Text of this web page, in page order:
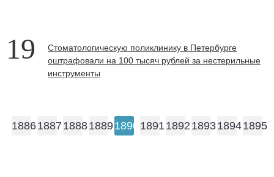
19
Стоматологическую поликлинику в Петербурге
оштрафовали на 100 тысяч рублей за нестерильные
инструменты
18861887 188818891890 1891 1892 189318941895